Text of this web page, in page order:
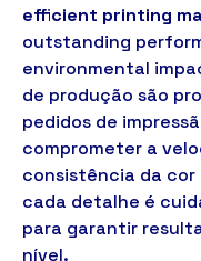
efficient printing
outstanding
environmental
de produção são
pedidos de
comprometer a
consistência da
cada detalhe é
para garantir
nível.